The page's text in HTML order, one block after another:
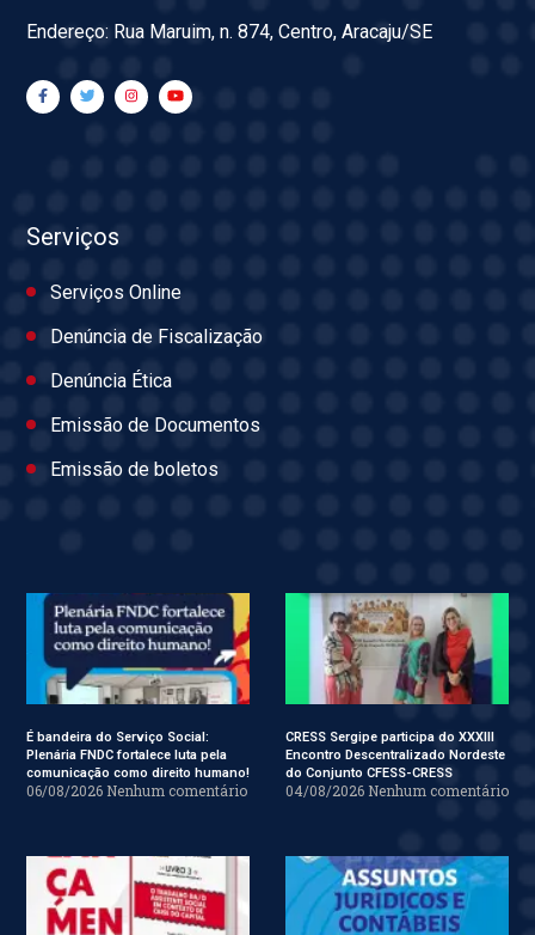
Endereço: Rua Maruim, n. 874, Centro, Aracaju/SE
Serviços
Serviços Online
Denúncia de Fiscalização
Denúncia Ética
Emissão de Documentos
Emissão de boletos
É bandeira do Serviço Social:
Plenária FNDC fortalece luta pela
comunicação como direito humano!
06/08/2026 Nenhum comentário
CRESS Sergipe participa do XXXIII
Encontro Descentralizado Nordeste
do Conjunto CFESS-CRESS
04/08/2026 Nenhum comentário